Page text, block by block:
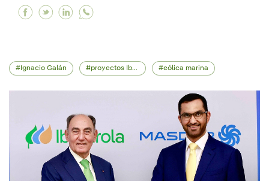
Facebook Iberdrola firma una línea de crédito
Twitter Iberdrola firma una línea de
Linkedin Iberdrola firma una línea de
Ignacio Galán proyectos Iberdrola eólica marina